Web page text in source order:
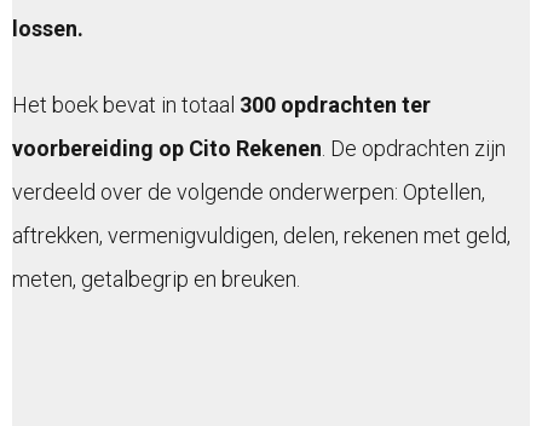
lossen.
Het boek bevat in totaal 300 opdrachten ter
voorbereiding op Cito Rekenen. De opdrachten zijn
verdeeld over de volgende onderwerpen: Optellen,
aftrekken, vermenigvuldigen, delen, rekenen met geld,
meten, getalbegrip en breuken.